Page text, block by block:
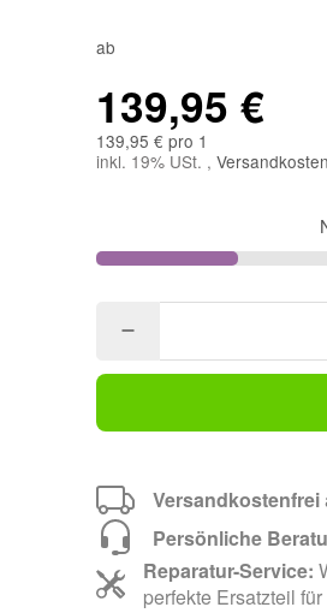
ab
139,95 €
139,95 € pro 1
inkl. 19% USt. ,
Versandkostenfrei
Persönliche
Reparatur-Service:
perfekte Ersatzteil